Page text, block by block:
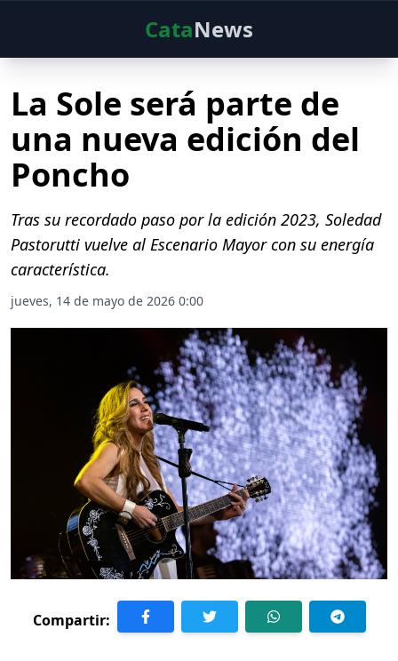
CataNews
La Sole será parte de
una nueva edición del
Poncho
Tras su recordado paso por la edición 2023, Soledad
Pastorutti vuelve al Escenario Mayor con su energía
característica.
jueves, 14 de mayo de 2026 0:00
Compartir: